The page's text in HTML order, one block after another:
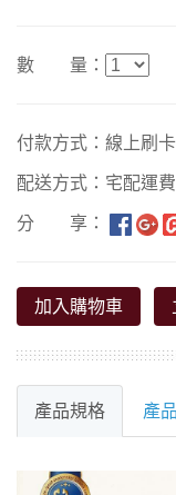
數 量：
付款方式：線上刷
配送方式：宅配運
分 享：
加入購物車
產品規格 產